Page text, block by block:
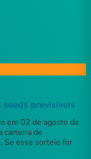
seeds previsíveis
em 02 de agosto de
carteira de
Se esse sorteio for